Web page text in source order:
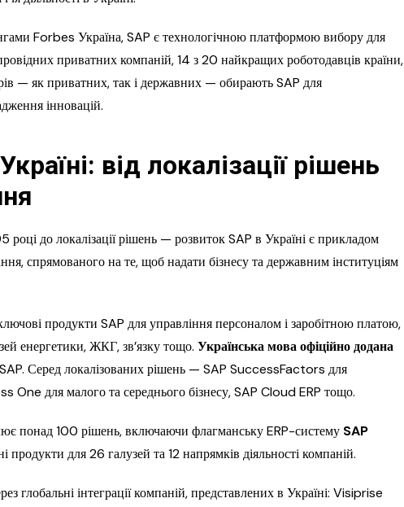
Forbes Україна, SAP є технологічною платформою вибору для
провідних приватних компаній, 14 з 20 найкращих роботодавців країни,
— як приватних, так і державних — обирають SAP для
інновацій.
від локалізації рішень
році до локалізації рішень — розвиток SAP в Україні є прикладом
спрямованого на те, щоб надати бізнесу та державним інституціям
продукти SAP для управління персоналом і заробітною платою,
енергетики, ЖКГ, зв’язку тощо. Українська мова офіційно додана
Серед локалізованих рішень — SAP SuccessFactors для
One для малого та середнього бізнесу, SAP Cloud ERP тощо.
понад 100 рішень, включаючи флагманську ERP-систему SAP
продукти для 26 галузей та 12 напрямків діяльності компаній.
глобальні інтеграції компаній, представлених в Україні: Visiprise